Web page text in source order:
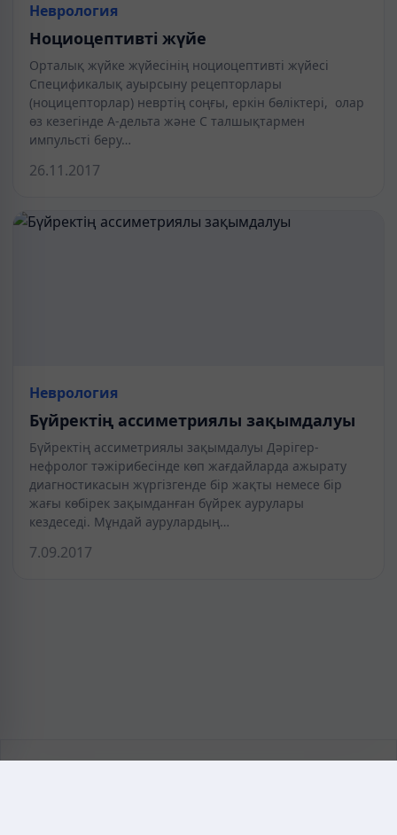
Неврология
Ноциоцептивті жүйе
Орталық жүйке жүйесінің ноциоцептивті жүйесі
Спецификалық ауырсыну рецепторлары
(ноцицепторлар) невртің соңғы, еркін бөліктері, олар
өз кезегінде А-дельта және С талшықтармен
импульсті беру…
26.11.2017
Неврология
Бүйректің ассиметриялы зақымдалуы
Бүйректің ассиметриялы зақымдалуы Дәрігер-
нефролог тәжірибесінде көп жағдайларда ажырату
диагностикасын жүргізгенде бір жақты немесе бір
жағы көбірек зақымданған бүйрек аурулары
кездеседі. Мұндай аурулардың…
7.09.2017
KAZMEDIC.ORG